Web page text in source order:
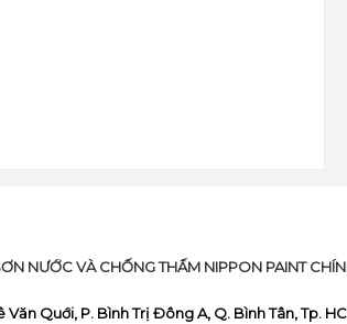
NƯỚC VÀ CHỐNG THẤM NIPPON PAINT
Văn Quới, P. Bình Trị Đông A, Q. Bình Tân, Tp.